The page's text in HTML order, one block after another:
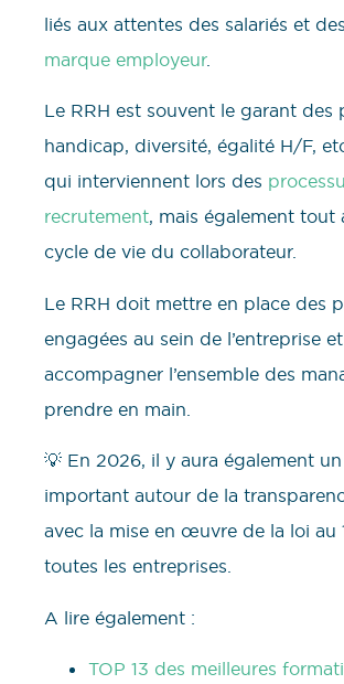
liés aux attentes des salariés et
marque employeur.
Le RRH est souvent le garant des
handicap, diversité, égalité H/F,
qui interviennent lors des
recrutement, mais également tout
cycle de vie du collaborateur.
Le RRH doit mettre en place des
engagées au sein de l’entreprise et
accompagner l’ensemble des
prendre en main.
💡 En 2026, il y aura également
important autour de la
avec la mise en œuvre de la loi au
toutes les entreprises.
A lire également :
TOP 13 des meilleures